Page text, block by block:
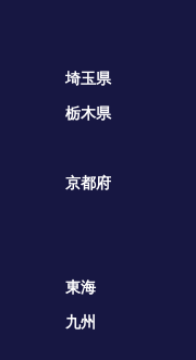
埼玉県
栃木県
京都府
東海
九州